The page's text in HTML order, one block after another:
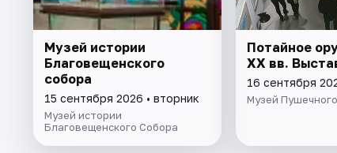
Музей истории
Благовещенского
собора
15 сентября 2026 • вторник
Музей истории
Благовещенского Собора
Потайное
XX вв.
16 сентября
Музей